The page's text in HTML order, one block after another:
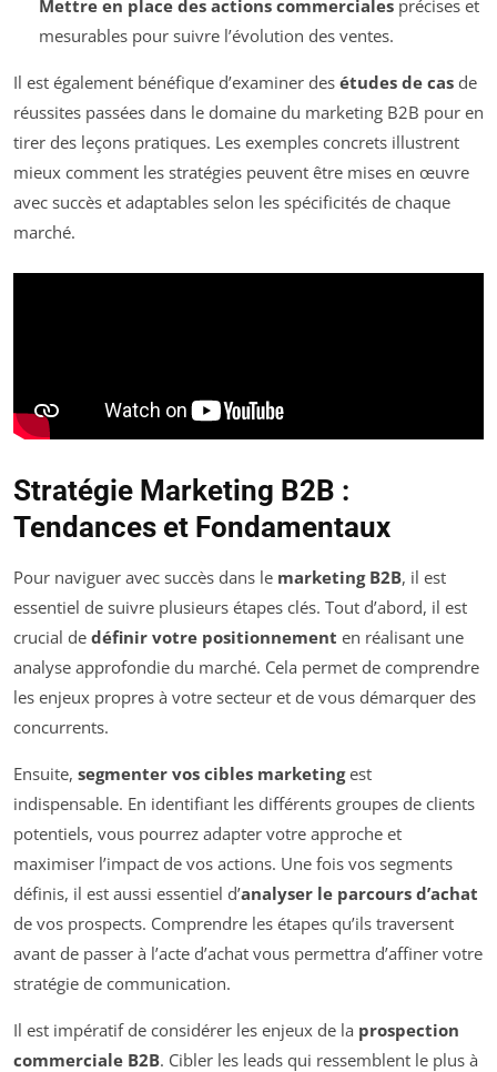
Mettre en place des actions commercialesprécises et
mesurables pour suivre l’évolution des ventes.
Il est également bénéfique d’examiner des études de cas de
réussites passées dans le domaine du marketing B2B pour en
tirer des leçons pratiques. Les exemples concrets illustrent
mieux comment les stratégies peuvent être mises en œuvre
avec succès et adaptables selon les spécificités de chaque
marché.
Stratégie Marketing B2B :
Tendances et Fondamentaux
Pour naviguer avec succès dans le marketing B2B, il est
essentiel de suivre plusieurs étapes clés. Tout d’abord, il est
crucial de définir votre positionnement en réalisant une
analyse approfondie du marché. Cela permet de comprendre
les enjeux propres à votre secteur et de vous démarquer des
concurrents.
Ensuite, segmenter vos cibles marketingest
indispensable. En identifiant les différents groupes de clients
potentiels, vous pourrez adapter votre approche et
maximiser l’impact de vos actions. Une fois vos segments
définis, il est aussi essentiel d’analyser le parcours d’achat
de vos prospects. Comprendre les étapes qu’ils traversent
avant de passer à l’acte d’achat vous permettra d’affiner votre
stratégie de communication.
Il est impératif de considérer les enjeux de la prospection
commerciale B2B. Cibler les leads qui ressemblent le plus à